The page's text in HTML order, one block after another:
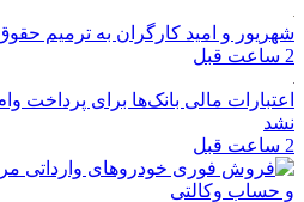
شهریور و امید کارگران به ترمیم
2 ساعت قبل
اعتبارات مالی بانک‌ها برای پرداخت
نشد
2 ساعت قبل